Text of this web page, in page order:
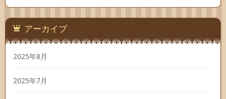
アーカイブ
2025年8月
2025年7月